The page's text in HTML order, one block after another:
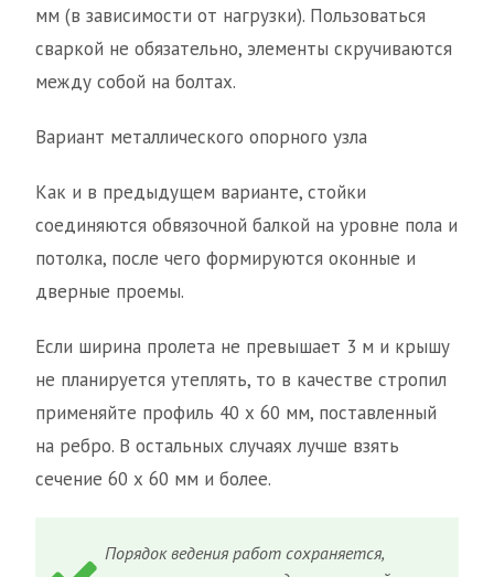
мм (в зависимости от нагрузки). Пользоваться
сваркой не обязательно, элементы скручиваются
между собой на болтах.
Вариант металлического опорного узла
Как и в предыдущем варианте, стойки
соединяются обвязочной балкой на уровне пола и
потолка, после чего формируются оконные и
дверные проемы.
Если ширина пролета не превышает 3 м и крышу
не планируется утеплять, то в качестве стропил
применяйте профиль 40 х 60 мм, поставленный
на ребро. В остальных случаях лучше взять
сечение 60 х 60 мм и более.
Порядок ведения работ сохраняется,